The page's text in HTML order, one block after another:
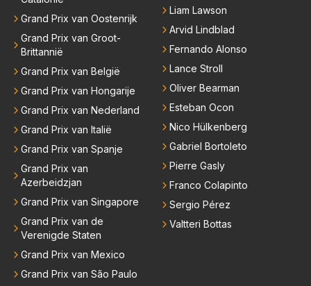
Grand Prix van Oostenrijk
Grand Prix van Groot-
Brittannië
Grand Prix van België
Grand Prix van Hongarije
Grand Prix van Nederland
Grand Prix van Italië
Grand Prix van Spanje
Grand Prix van
Azerbeidzjan
Grand Prix van Singapore
Grand Prix van de
Verenigde Staten
Grand Prix van Mexico
Grand Prix van São Paulo
Liam Lawson
Arvid Lindblad
Fernando Alonso
Lance Stroll
Oliver Bearman
Esteban Ocon
Nico Hülkenberg
Gabriel Bortoleto
Pierre Gasly
Franco Colapinto
Sergio Pérez
Valtteri Bottas